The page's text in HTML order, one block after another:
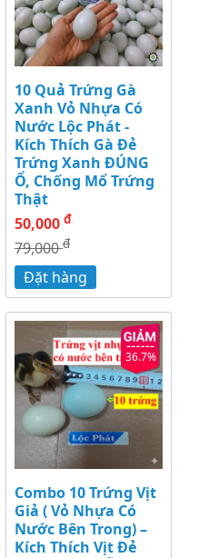
10 Quả Trứng Gà
Xanh Vỏ Nhựa Có
Nước Lộc Phát -
Kích Thích Gà Đẻ
Trứng Xanh ĐÚNG
Ổ, Chống Mổ Trứng
Thật
50,000 đ
79,000đ
Đặt hàng
36.7%
Combo 10 Trứng Vịt
Giả ( Vỏ Nhựa Có
Nước Bên Trong) –
Kích Thích Vịt Đẻ